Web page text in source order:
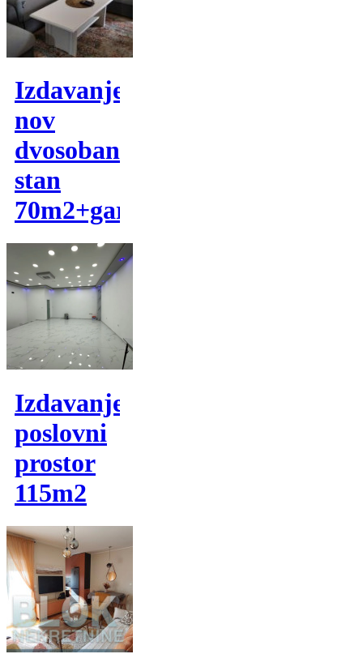
Izdavanje,
nov
dvosoban
stan
70m2+garaza
Izdavanje,
poslovni
prostor
115m2